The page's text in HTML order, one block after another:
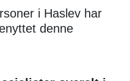
i Haslev har
denne